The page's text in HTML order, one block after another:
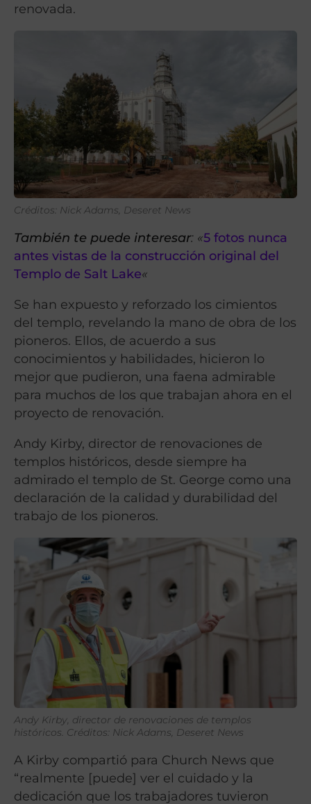
renovada.
Créditos: Nick Adams, Deseret News
También te puede interesar: «5 fotos nunca
antes vistas de la construcción original del
Templo de Salt Lake«
Se han expuesto y reforzado los cimientos
del templo, revelando la mano de obra de los
pioneros. Ellos, de acuerdo a sus
conocimientos y habilidades, hicieron lo
mejor que pudieron, una faena admirable
para muchos de los que trabajan ahora en el
proyecto de renovación.
Andy Kirby, director de renovaciones de
templos históricos, desde siempre ha
admirado el templo de St. George como una
declaración de la calidad y durabilidad del
trabajo de los pioneros.
Andy Kirby, director de renovaciones de templos
históricos. Créditos: Nick Adams, Deseret News
A Kirby compartió para Church News que
“realmente [puede] ver el cuidado y la
dedicación que los trabajadores tuvieron